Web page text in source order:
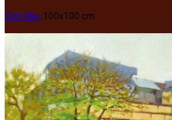
Sơn dầu, 100x100 cm